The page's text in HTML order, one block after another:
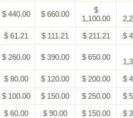
$ 440.00 $ 660.00
$
1,100.00
$ 61.21 $ 111.21 $ 211.21 $
$ 260.00 $ 390.00 $ 650.00
$ 80.00 $ 120.00 $ 200.00
$
$ 100.00 $ 150.00 $ 250.00
$
$ 60.00 $ 90.00 $ 150.00
$